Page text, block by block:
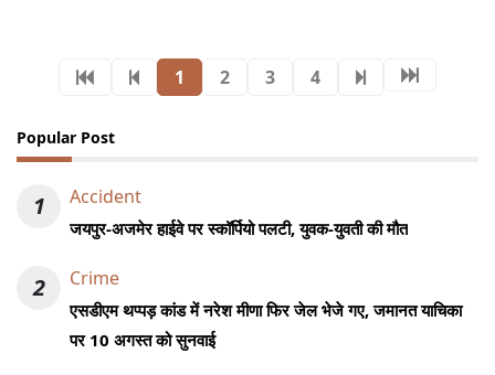
1 2 3 4
Popular Post
1 Accident
जयपुर-अजमेर हाईवे पर स्कॉर्पियो पलटी, युवक-युवती की मौत
2 Crime
एसडीएम थप्पड़ कांड में नरेश मीणा फिर जेल भेजे गए, जमानत याचिका
पर 10 अगस्त को सुनवाई